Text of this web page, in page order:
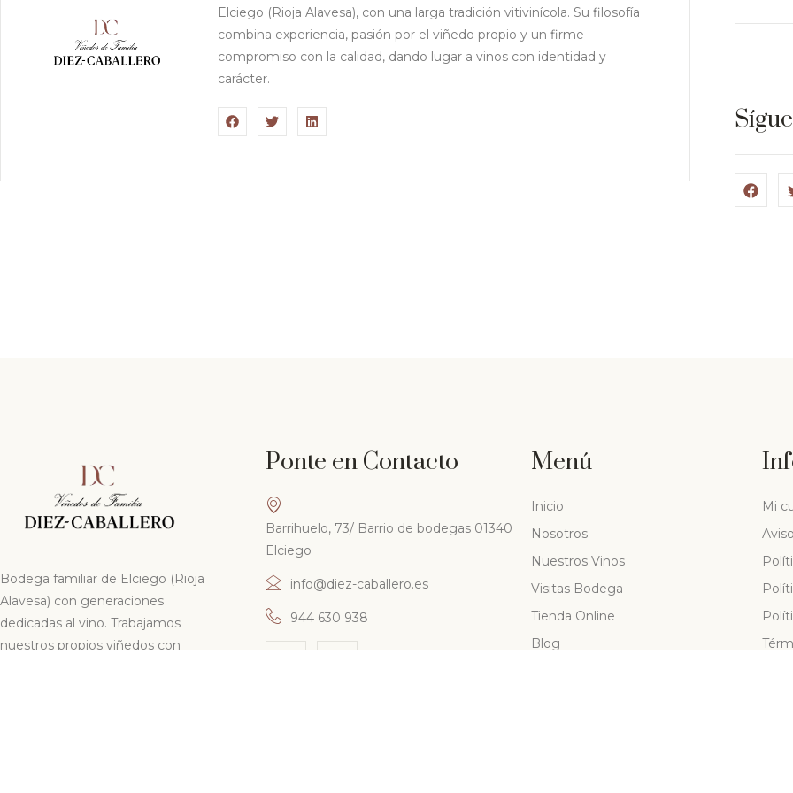
Elciego (Rioja Alavesa), con una larga tradición vitivinícola. Su filosofía
combina experiencia, pasión por el viñedo propio y un firme
compromiso con la calidad, dando lugar a vinos con identidad y
carácter.
Bodega familiar de Elciego (Rioja
Alavesa) con generaciones
dedicadas al vino. Trabajamos
nuestros propios viñedos con
Ponte en Contacto
Barrihuelo, 73/ Barrio de bodegas 01340
Elciego
info@diez-caballero.es
944 630 938
Menú
Inicio
Nosotros
Nuestros Vinos
Visitas Bodega
Tienda Online
Blog
Mi